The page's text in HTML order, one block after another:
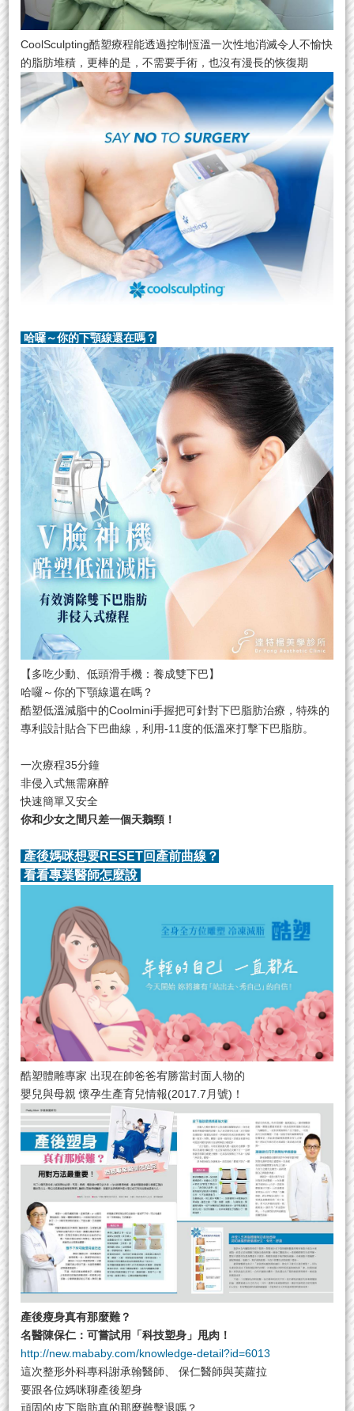
CoolSculpting酷塑療程能透過控制恆溫一次性地消滅令人不愉快
的脂肪堆積，更棒的是，不需要手術，也沒有漫長的恢復期
哈囉～你的下顎線還在嗎？
【多吃少動、低頭滑手機：養成雙下巴】
哈囉～你的下顎線還在嗎？
酷塑低溫減脂中的Coolmini手握把可針對下巴脂肪治療，特殊的
專利設計貼合下巴曲線，利用-11度的低溫來打擊下巴脂肪。
一次療程35分鐘
非侵入式無需麻醉
快速簡單又安全
你和少女之間只差一個天鵝頸！
產後媽咪想要RESET回產前曲線？
看看專業醫師怎麼說
酷塑體雕專家 出現在帥爸爸宥勝當封面人物的
嬰兒與母親 懷孕生產育兒情報(2017.7月號)！
產後瘦身真有那麼難？
名醫陳保仁：可嘗試用「科技塑身」甩肉！
http://new.mababy.com/knowledge-detail?id=6013
這次整形外科專科謝承翰醫師、 保仁醫師與芙蘿拉
要跟各位媽咪聊產後塑身
頑固的皮下脂肪真的那麼難擊退嗎？